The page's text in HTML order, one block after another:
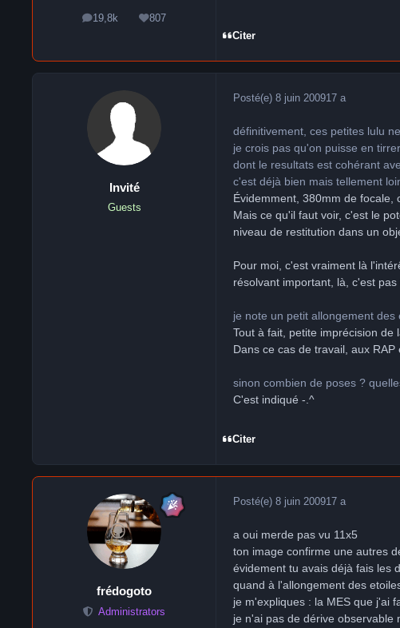
19,8k
messages807
Réputation
Citer
Invité
Guests
Posté(e) 8 juin 200917 a
définitivement, ces petites lulu
je crois pas qu'on puisse en
dont le resultats est cohérant
c'est déjà bien mais tellement
Évidemment, 380mm de focale,
Mais ce qu'il faut voir, c'est le
niveau de restitution dans un
Pour moi, c'est vraiment là
résolvant important, là, c'est
je note un petit allongement
Tout à fait, petite imprécision de
Dans ce cas de travail, aux
sinon combien de poses ?
C'est indiqué -.^
Citer
frédogoto
Administrators
Posté(e) 8 juin 200917 a
a oui merde pas vu 11x5
ton image confirme une autres
évidement tu avais déjà fais les
quand à l'allongement des
je m'expliques : la MES que j'ai
je n'ai pas de dérive